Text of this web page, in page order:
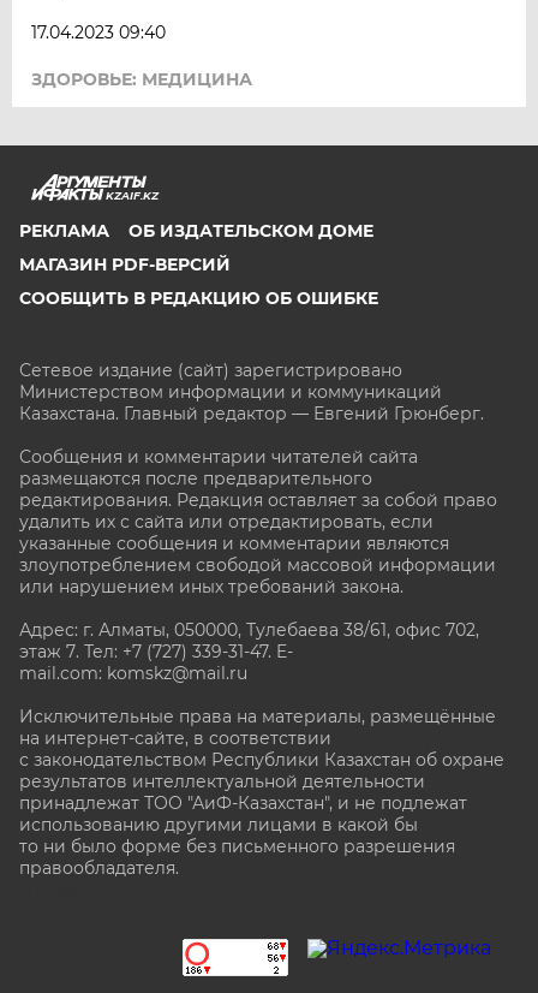
17.04.2023 09:40
ЗДОРОВЬЕ: МЕДИЦИНА
KZAIF.KZ
РЕКЛАМА
ОБ ИЗДАТЕЛЬСКОМ ДОМЕ
МАГАЗИН PDF-ВЕРСИЙ
СООБЩИТЬ В РЕДАКЦИЮ ОБ ОШИБКЕ
Сетевое издание (сайт) зарегистрировано
Министерством информации и коммуникаций
Казахстана. Главный редактор — Евгений Грюнберг.
Сообщения и комментарии читателей сайта
размещаются после предварительного
редактирования. Редакция оставляет за собой право
удалить их с сайта или отредактировать, если
указанные сообщения и комментарии являются
злоупотреблением свободой массовой информации
или нарушением иных требований закона.
Адрес: г. Алматы, 050000, Тулебаева 38/61, офис 702,
этаж 7. Тел: +7 (727) 339-31-47. E-
mail.com: komskz@mail.ru
Исключительные права на материалы, размещённые
на интернет-сайте, в соответствии
с законодательством Республики Казахстан об охране
результатов интеллектуальной деятельности
принадлежат ТОО "АиФ-Казахстан", и не подлежат
использованию другими лицами в какой бы
то ни было форме без письменного разрешения
правообладателя.